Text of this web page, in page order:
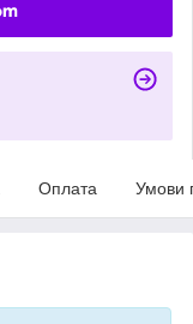
Оплата Умови